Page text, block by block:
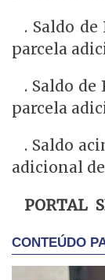
. Saldo de
parcela
. Saldo de
parcela
. Saldo
adicional
PORTAL